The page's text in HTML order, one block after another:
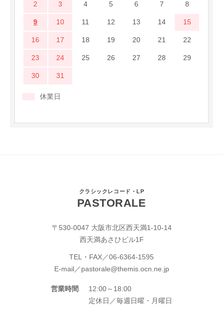
2 3 4 5 6 7 8
9 10 11 12 13 14 15
16 17 18 19 20 21 22
23 24 25 26 27 28 29
30 31
休業日
クラシックレコード・LP
PASTORALE
〒530-0047 大阪市北区西天満1-10-14
西天満あさひビル1F
TEL・FAX／06-6364-1595
E-mail／ pastorale@themis.ocn.ne.jp
営業時間
12:00～18:00
定休日／毎週日曜・月曜日